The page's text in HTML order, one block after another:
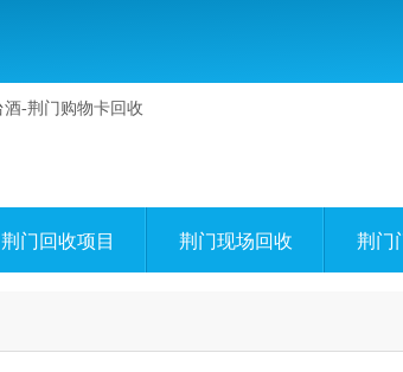
荆门回收项目 荆门现场回收 荆门